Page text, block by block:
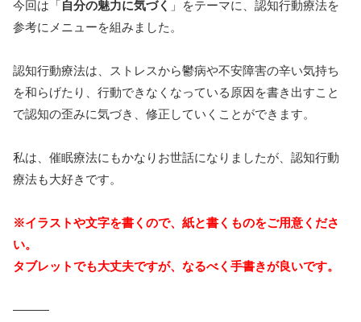
今回は「自分の魅力に気づく 」をテーマに、認知行動療法を
参考にメニューを組みました。
認知行動療法は、ストレスから鬱病や不安障害の辛い気持ち
を和らげたり、行動できなくなっている原因を書き出すこと
で認知の歪みに気づき、修正していくことができます。
私は、催眠療法にもかなりお世話になりましたが、認知行動
療法も大好きです。
※イラストや文字を書くので、紙と書くものをご用意くださ
い。
タブレットでも大丈夫ですが、なるべく手書きが良いです。
―――